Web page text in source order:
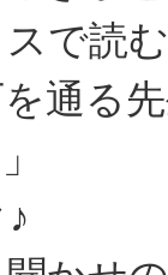
で読
通る